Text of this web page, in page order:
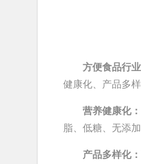
方便食品行
健康化、产品多
营养健康化：
脂、低糖、无添
产品多样化：